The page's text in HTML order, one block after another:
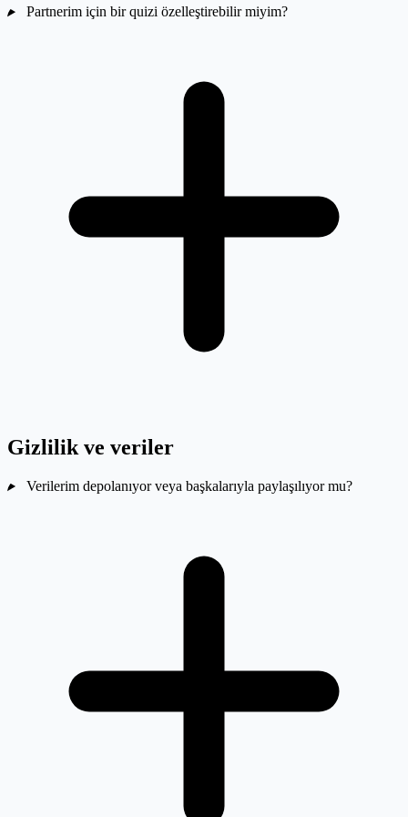
Partnerim için bir quizi özelleştirebilir miyim?
Gizlilik ve veriler
Verilerim depolanıyor veya başkalarıyla paylaşılıyor mu?